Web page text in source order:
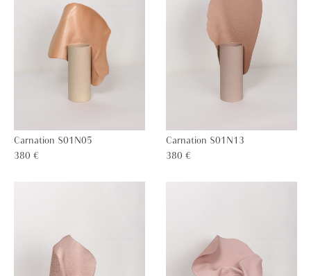
Carnation S01N05
380 €
Carnation S01N13
380 €